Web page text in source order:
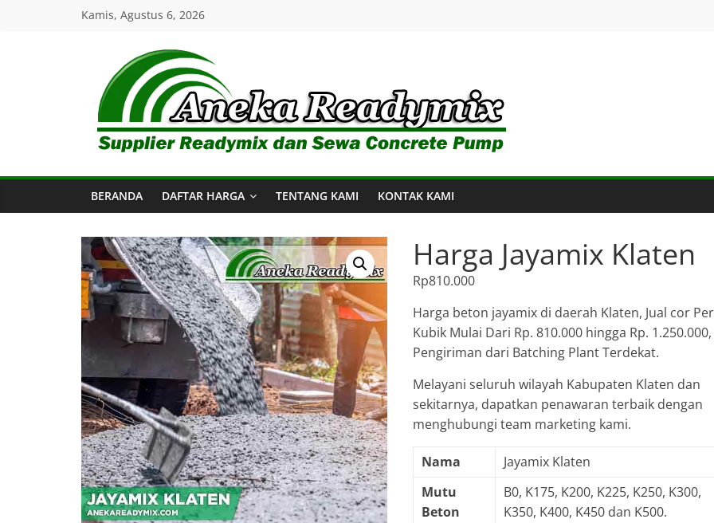
Kamis, Agustus 6, 2026
Aneka
Readymix
Pusat
Penjualan
Online
Aneka
Beton
Ready
mix
Indonesia
BERANDA DAFTAR HARGA TENTANG KAMI KONTAK KAMI
Harga Jayamix Klaten
Rp810.000
Harga beton jayamix di daerah Klaten, Jual cor Per
Kubik Mulai Dari Rp. 810.000 hingga Rp. 1.250.000,
Pengiriman dari Batching Plant Terdekat.
Melayani seluruh wilayah Kabupaten Klaten dan
sekitarnya, dapatkan penawaran terbaik dengan
menghubungi team marketing kami.
Nama
Jayamix Klaten
Mutu
Beton
B0, K175, K200, K225, K250, K300,
K350, K400, K450 dan K500.